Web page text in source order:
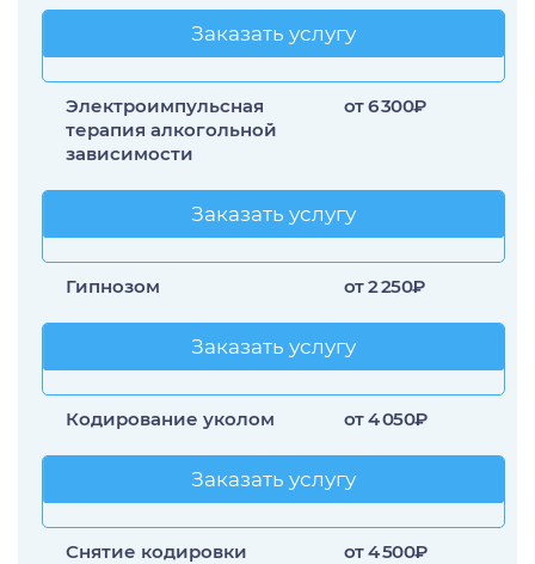
Лечение прозопагнозии
Психиатрическая клиника
Заказать услугу
Заказать услугу
Электроимпульсная
терапия алкогольной
зависимости
от 6 300₽
Заказать услугу
Заказать услугу
Гипнозом от 2 250₽
Заказать услугу
Заказать услугу
Кодирование уколом от 4 050₽
Заказать услугу
Заказать услугу
Снятие кодировки от 4 500₽